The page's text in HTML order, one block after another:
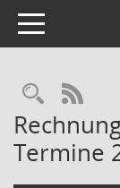
Toggle navigation
Termine